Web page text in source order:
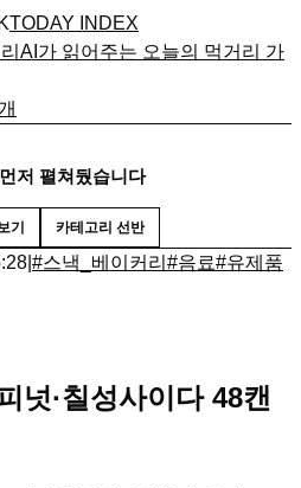
TODAY INDEX
AI가 읽어주는 오늘의 먹거리 가
저 펼쳐뒀습니다
기 카테고리 선반
#스낵_베이커리 #음료#유제품
넛·칠성사이다 48캔